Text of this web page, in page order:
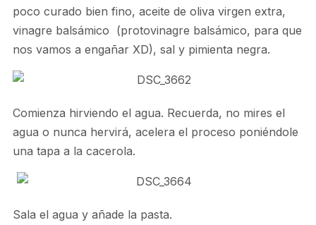
poco curado bien fino, aceite de oliva virgen extra,
vinagre balsámico (protovinagre balsámico, para que
nos vamos a engañar XD), sal y pimienta negra.
Comienza hirviendo el agua. Recuerda, no mires el
agua o nunca hervirá, acelera el proceso poniéndole
una tapa a la cacerola.
Sala el agua y añade la pasta.